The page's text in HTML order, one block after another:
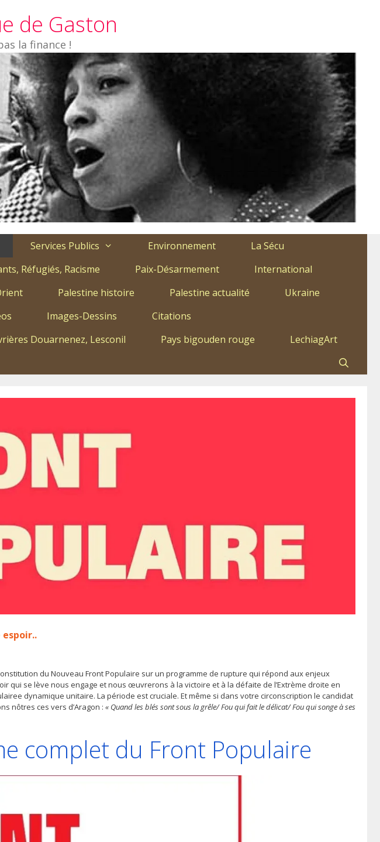
de Gaston
la finance !
Services Publics Environnement
La Sécu
Réfugiés, Racisme Paix-Désarmement
International
Palestine histoire Palestine actualité
Ukraine
Images-Dessins
Citations
Douarnenez, Lesconil Pays bigouden rouge
LechiagArt
du Nouveau Front Populaire sur un programme de rupture qui répond aux enjeux
qui se lève nous engage et nous œuvrerons à la victoire et à la défaite de l’Extrème droite en
dynamique unitaire. La période est cruciale. Et même si dans votre circonscription le candidat
nôtres ces vers d’Aragon : « Quand les blés sont sous la grêle/ Fou qui fait le délicat/ Fou qui songe à ses
complet du Front Populaire